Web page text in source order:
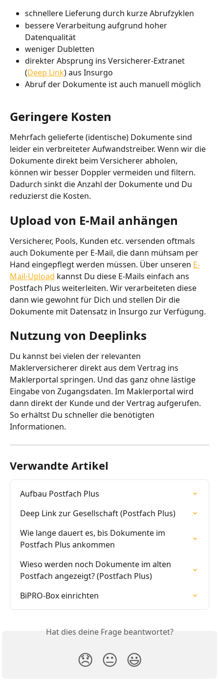
schnellere Lieferung durch kurze Abrufzyklen
bessere Verarbeitung aufgrund hoher
Datenqualität
weniger Dubletten
direkter Absprung ins Versicherer-Extranet
(Deep Link) aus Insurgo
Abruf der Dokumente ist auch manuell möglich
Geringere Kosten
Mehrfach gelieferte (identische) Dokumente sind
leider ein verbreiteter Aufwandstreiber. Wenn wir die
Dokumente direkt beim Versicherer abholen,
können wir besser Doppler vermeiden und filtern.
Dadurch sinkt die Anzahl der Dokumente und Du
reduzierst die Kosten.
Upload von E-Mail anhängen
Versicherer, Pools, Kunden etc. versenden oftmals
auch Dokumente per E-Mail, die dann mühsam per
Hand eingepflegt werden müssen. Über unseren E-
Mail-Upload kannst Du diese E-Mails einfach ans
Postfach Plus weiterleiten. Wir verarbeiteten diese
dann wie gewohnt für Dich und stellen Dir die
Dokumente mit Datensatz in Insurgo zur Verfügung.
Nutzung von Deeplinks
Du kannst bei vielen der relevanten
Maklerversicherer direkt aus dem Vertrag ins
Maklerportal springen. Und das ganz ohne lästige
Eingabe von Zugangsdaten. Im Maklerportal wird
dann direkt der Kunde und der Vertrag aufgerufen.
So erhältst Du schneller die benötigten
Informationen.
Verwandte Artikel
Aufbau Postfach Plus
Deep Link zur Gesellschaft (Postfach Plus)
Wie lange dauert es, bis Dokumente im
Postfach Plus ankommen
Wieso werden noch Dokumente im alten
Postfach angezeigt? (Postfach Plus)
BiPRO-Box einrichten
Hat dies deine Frage beantwortet?
😞 😐 😃